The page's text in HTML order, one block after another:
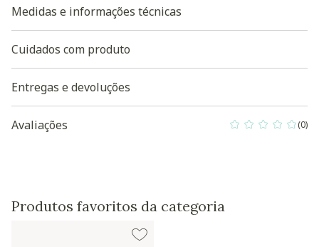
Medidas e informações técnicas
Cuidados com produto
Entregas e devoluções
Avaliações 0 out of 5 (0)
Produtos favoritos da categoria